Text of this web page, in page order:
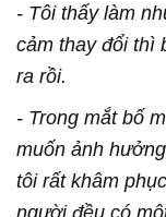
- Tôi thấy làm
cảm thay đổi thì
ra rồi.
- Trong mắt bố
muốn ảnh
tôi rất khâm
người đều có